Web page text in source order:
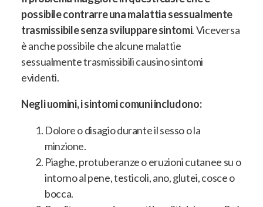
possibile contrarre una malattia sessualmente
trasmissibile senza sviluppare sintomi.Viceversa
è anche possibile che alcune malattie
sessualmente trasmissibili causino sintomi
evidenti.
Negli uomini, i sintomi comuni includono:
Dolore o disagio durante il sesso o la
minzione.
Piaghe, protuberanze o eruzioni cutanee su o
intorno al pene, testicoli, ano, glutei, cosce o
bocca.